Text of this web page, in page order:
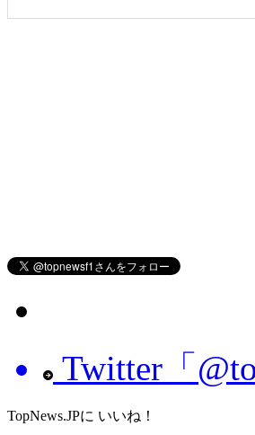
Twitter「
TopNews.JPに いいね！